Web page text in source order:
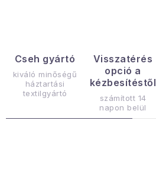
Sport és szabadban
Gyermekeknek
Sziasztok, hív a nyár.
Cseh gyártó
kiváló minőségű
háztartási
textilgyártó
Visszatérés
opció a
kézbesítéstől
számított 14
napon belül